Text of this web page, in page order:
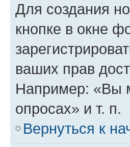
Для создания
кнопке в окне
ваших прав
Например: «Вы
опросах» и т. п.
Вернуться к